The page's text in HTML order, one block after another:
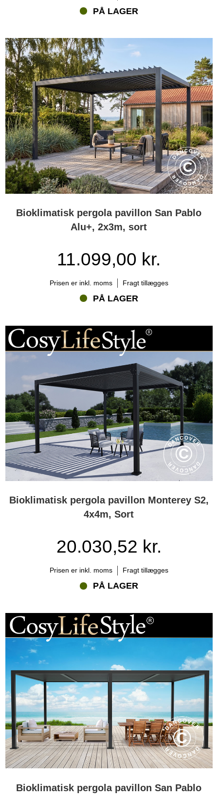
PÅ LAGER
Bioklimatisk pergola pavillon San Pablo
Alu+, 2x3m, sort
11.099,00 kr.
Prisen er inkl. moms Fragt tillægges
PÅ LAGER
Bioklimatisk pergola pavillon Monterey S2,
4x4m, Sort
20.030,52 kr.
Prisen er inkl. moms Fragt tillægges
PÅ LAGER
Bioklimatisk pergola pavillon San Pablo